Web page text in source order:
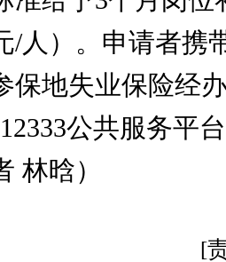
/人）。申请者携
保地失业保险经
公共服务平
林晗）
[